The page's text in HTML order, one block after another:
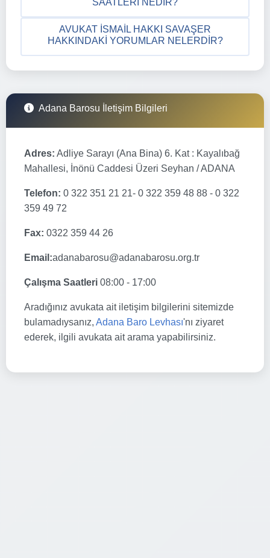
AVUKAT İSMAIL HAKKI SAVAŞER
HAKKINDAKI YORUMLAR NELERDIR?
Adana Barosu İletişim Bilgileri
Adres: Adliye Sarayı (Ana Bina) 6. Kat : Kayalıbağ
Mahallesi, İnönü Caddesi Üzeri Seyhan / ADANA
Telefon: 0 322 351 21 21- 0 322 359 48 88 - 0 322
359 49 72
Fax: 0322 359 44 26
Email:adanabarosu@adanabarosu.org.tr
Çalışma Saatleri 08:00 - 17:00
Aradığınız avukata ait iletişim bilgilerini sitemizde
bulamadıysanız, Adana Baro Levhası'nı ziyaret
ederek, ilgili avukata ait arama yapabilirsiniz.